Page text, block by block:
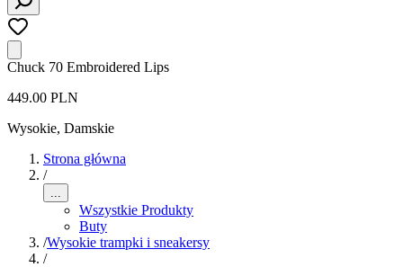
Chuck 70 Embroidered Lips
449.00 PLN
Wysokie, Damskie
Strona główna
/
...
Wszystkie Produkty
Buty
/Wysokie trampki i sneakersy
/